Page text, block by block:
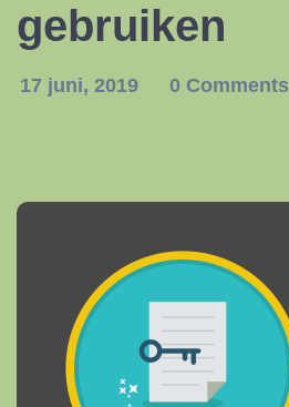
gebruiken
17 juni, 2019 0 Comments